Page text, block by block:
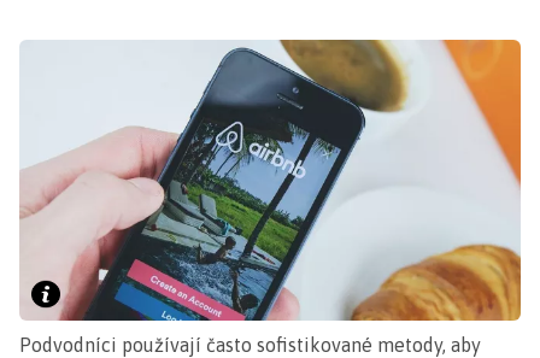
Podvodníci používají často sofistikované metody, aby